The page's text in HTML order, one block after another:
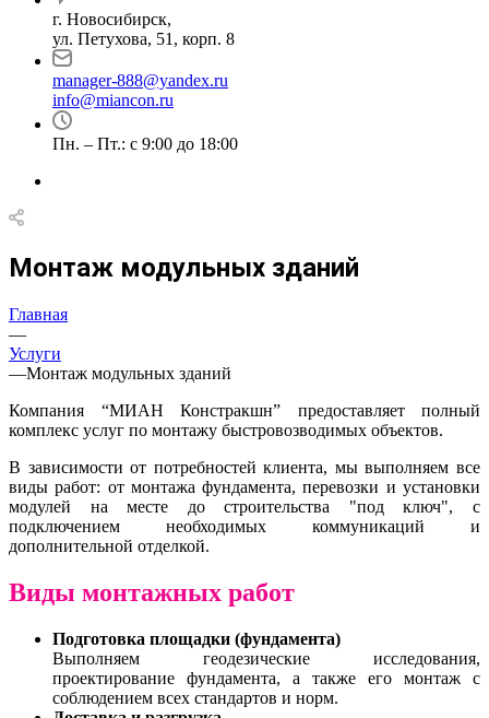
г. Новосибирск,
ул. Петухова, 51, корп. 8
manager-888@yandex.ru
info@miancon.ru
Пн. – Пт.: с 9:00 до 18:00
Монтаж модульных зданий
Главная
—
Услуги
—Монтаж модульных зданий
Компания “МИАН Констракшн” предоставляет полный
комплекс услуг по монтажу быстровозводимых объектов.
В зависимости от потребностей клиента, мы выполняем все
виды работ: от монтажа фундамента, перевозки и установки
модулей на месте до строительства "под ключ", с
подключением необходимых коммуникаций и
дополнительной отделкой.
Виды монтажных работ
Подготовка площадки (фундамента)
Выполняем геодезические исследования,
проектирование фундамента, а также его монтаж с
соблюдением всех стандартов и норм.